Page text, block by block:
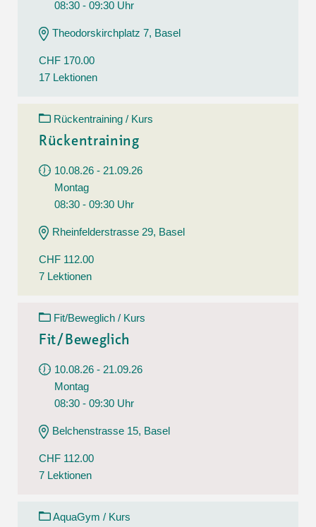
08:30 - 09:30 Uhr
Theodorskirchplatz 7, Basel
CHF 170.00
17 Lektionen
Rückentraining / Kurs
Rückentraining
10.08.26 - 21.09.26
Montag
08:30 - 09:30 Uhr
Rheinfelderstrasse 29, Basel
CHF 112.00
7 Lektionen
Fit/Beweglich / Kurs
Fit/Beweglich
10.08.26 - 21.09.26
Montag
08:30 - 09:30 Uhr
Belchenstrasse 15, Basel
CHF 112.00
7 Lektionen
AquaGym / Kurs